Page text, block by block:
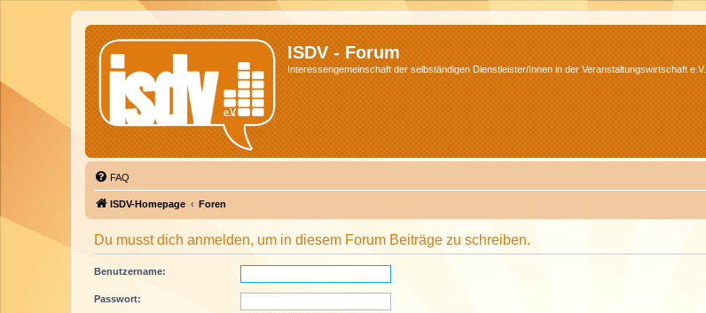
ISDV - Forum
Interessengemeinschaft der selbständigen Dienstleister/Innen in der Veranstaltungswirtschaft e.V.
FAQ
ISDV-Homepage Foren
Du musst dich anmelden, um in diesem Forum Beiträge zu schreiben.
Benutzername:
Passwort: